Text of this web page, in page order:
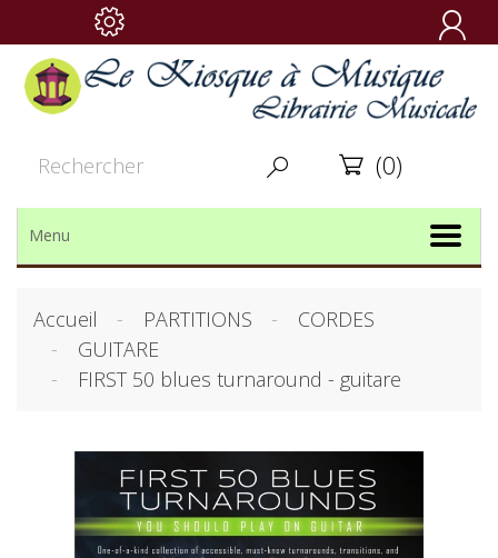

  (0)
Menu
Accueil PARTITIONS
CORDES
GUITARE
FIRST 50 blues turnaround - guitare